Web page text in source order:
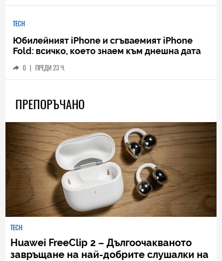
TECH
Юбилейният iPhone и сгъваемият iPhone
Fold: всичко, което знаем към днешна дата
0 | ПРЕДИ 23 Ч.
ПРЕПОРЪЧАНО
TECH
Huawei FreeClip 2 – Дългоочакваното
завръщане на най-добрите слушалки на